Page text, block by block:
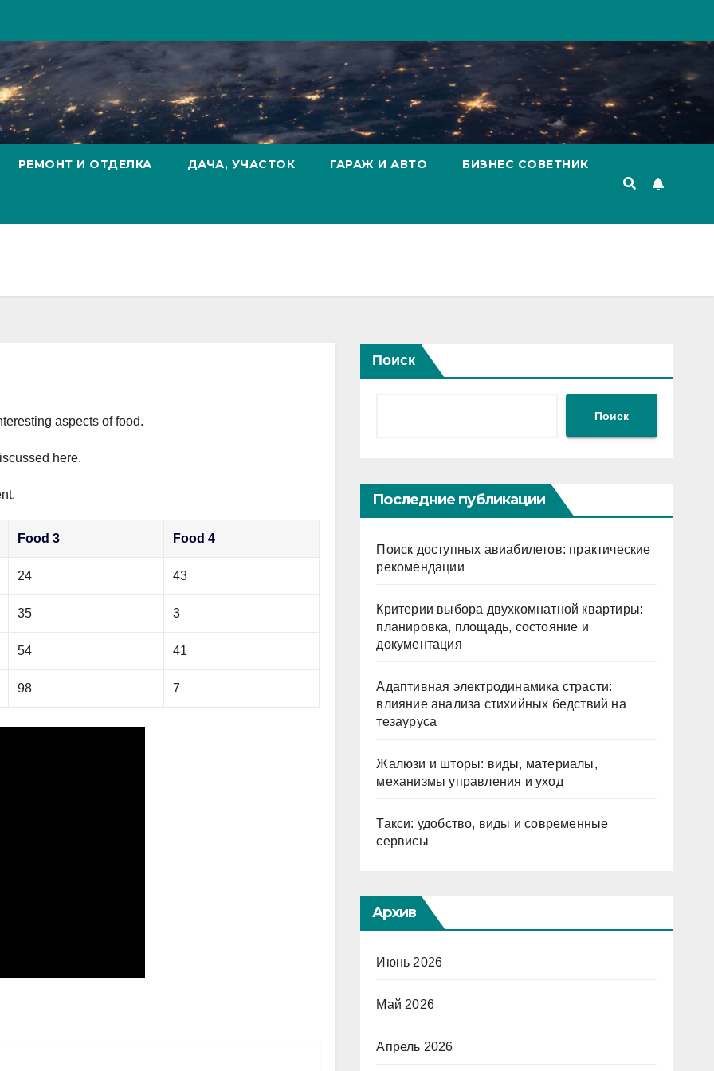
РЕМОНТ И ОТДЕЛКА ДАЧА, УЧАСТОК ГАРАЖ И АВТО БИЗНЕС СОВЕТНИК
aspects of food.
here.
Food 3 Food 4
24 43
35 3
54 41
98 7
Поиск
Поиск
Последние публикации
Поиск доступных авиабилетов: практические
рекомендации
Критерии выбора двухкомнатной квартиры:
планировка, площадь, состояние и
документация
Адаптивная электродинамика страсти:
влияние анализа стихийных бедствий на
тезауруса
Жалюзи и шторы: виды, материалы,
механизмы управления и уход
Такси: удобство, виды и современные
сервисы
Архив
Июнь 2026
Май 2026
Апрель 2026